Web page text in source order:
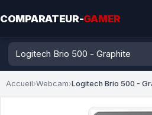
COMPARATEUR-GAMER
Accueil›Webcam›Logitech Brio 500 -